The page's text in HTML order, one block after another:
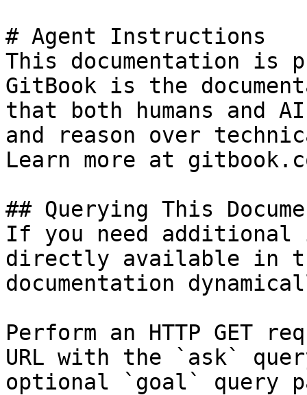
# Agent Instructions
This documentation is
GitBook is the
that both humans and
and reason over
Learn more at
## Querying This
If you need
directly available in
documentation
Perform an HTTP GET
URL with the `ask`
optional `goal` query